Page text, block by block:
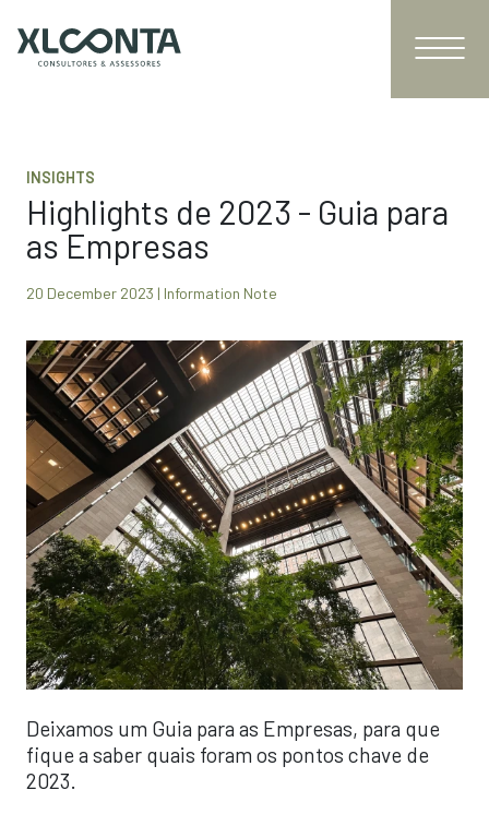
INSIGHTS
Highlights de 2023 - Guia para
as Empresas
20 December 2023 | Information Note
Deixamos um Guia para as Empresas, para que
fique a saber quais foram os pontos chave de
2023.